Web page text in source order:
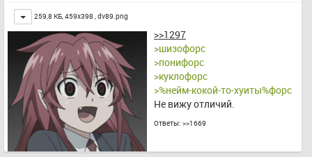
Toggle
259,8 КБ, 459x398 ,dv89.png
>>1297
>шизофорс
>понифорс
>куклофорс
>%нейм-кокой-то-хуиты%форс
Не вижу отличий.
Ответы: >>1669